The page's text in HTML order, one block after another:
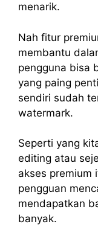
menarik.
Nah fitur
membantu
pengguna bisa
yang paing
sendiri sudah
watermark.
Seperti yang
editing atau
akses premium
pengguan
mendapatkan
banyak.